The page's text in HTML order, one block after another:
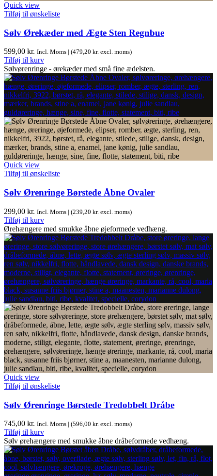
Quick view
Tilføj til ønskeliste
Sølv Ørekæder med Ægte Sten Regnbue
599,00 kr. Incl. Moms | (479,20 kr. excl. moms)
Tilføj til kurv
Sølvørenringe - ørekæder med små fine ædelsten.
Quick view
Tilføj til ønskeliste
Sølv Ørenringe Børstede Åbne Ovaler
299,00 kr. Incl. Moms | (239,20 kr. excl. moms)
Tilføj til kurv
Ørehængere med smukke åbne øjeformede vedhæng.
Quick view
Tilføj til ønskeliste
Sølv Ørenringe Børstede Tredobbelt Dråbe
745,00 kr. Incl. Moms | (596,00 kr. excl. moms)
Tilføj til kurv
Sølv ørehængere med smukke åbne dråbeformede vedhæng.